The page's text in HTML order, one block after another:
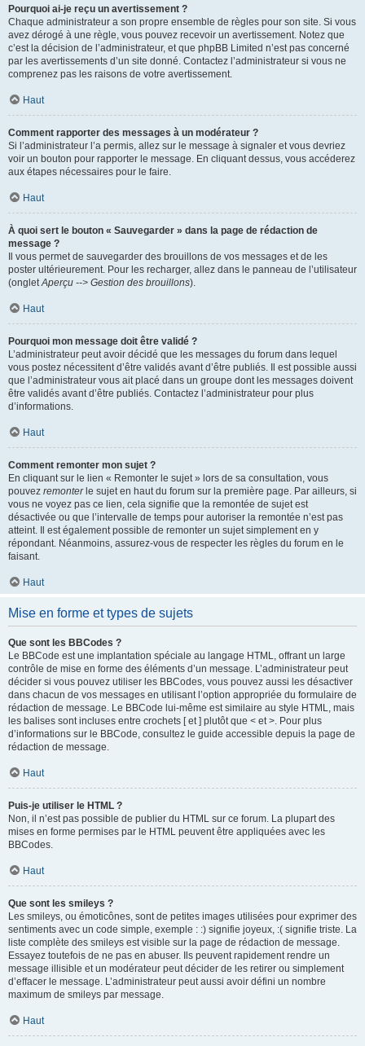
Pourquoi ai-je reçu un avertissement ?
Chaque administrateur a son propre ensemble de règles pour son site. Si vous
avez dérogé à une règle, vous pouvez recevoir un avertissement. Notez que
c’est la décision de l’administrateur, et que phpBB Limited n’est pas concerné
par les avertissements d’un site donné. Contactez l’administrateur si vous ne
comprenez pas les raisons de votre avertissement.
Haut
Comment rapporter des messages à un modérateur ?
Si l’administrateur l’a permis, allez sur le message à signaler et vous devriez
voir un bouton pour rapporter le message. En cliquant dessus, vous accéderez
aux étapes nécessaires pour le faire.
Haut
À quoi sert le bouton « Sauvegarder » dans la page de rédaction de
message ?
Il vous permet de sauvegarder des brouillons de vos messages et de les
poster ultérieurement. Pour les recharger, allez dans le panneau de l’utilisateur
(ongletAperçu --> Gestion des brouillons).
Haut
Pourquoi mon message doit être validé ?
L’administrateur peut avoir décidé que les messages du forum dans lequel
vous postez nécessitent d’être validés avant d’être publiés. Il est possible aussi
que l’administrateur vous ait placé dans un groupe dont les messages doivent
être validés avant d’être publiés. Contactez l’administrateur pour plus
d’informations.
Haut
Comment remonter mon sujet ?
En cliquant sur le lien « Remonter le sujet » lors de sa consultation, vous
pouvez remonterle sujet en haut du forum sur la première page. Par ailleurs, si
vous ne voyez pas ce lien, cela signifie que la remontée de sujet est
désactivée ou que l’intervalle de temps pour autoriser la remontée n’est pas
atteint. Il est également possible de remonter un sujet simplement en y
répondant. Néanmoins, assurez-vous de respecter les règles du forum en le
faisant.
Haut
Mise en forme et types de sujets
Que sont les BBCodes ?
Le BBCode est une implantation spéciale au langage HTML, offrant un large
contrôle de mise en forme des éléments d’un message. L’administrateur peut
décider si vous pouvez utiliser les BBCodes, vous pouvez aussi les désactiver
dans chacun de vos messages en utilisant l’option appropriée du formulaire de
rédaction de message. Le BBCode lui-même est similaire au style HTML, mais
les balises sont incluses entre crochets [ et ] plutôt que < et >. Pour plus
d’informations sur le BBCode, consultez le guide accessible depuis la page de
rédaction de message.
Haut
Puis-je utiliser le HTML ?
Non, il n’est pas possible de publier du HTML sur ce forum. La plupart des
mises en forme permises par le HTML peuvent être appliquées avec les
BBCodes.
Haut
Que sont les smileys ?
Les smileys, ou émoticônes, sont de petites images utilisées pour exprimer des
sentiments avec un code simple, exemple : :) signifie joyeux, :( signifie triste. La
liste complète des smileys est visible sur la page de rédaction de message.
Essayez toutefois de ne pas en abuser. Ils peuvent rapidement rendre un
message illisible et un modérateur peut décider de les retirer ou simplement
d’effacer le message. L’administrateur peut aussi avoir défini un nombre
maximum de smileys par message.
Haut